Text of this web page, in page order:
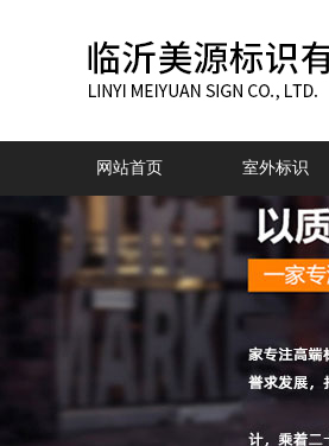
网站首页 室外标识